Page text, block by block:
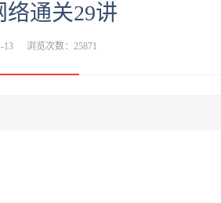
络通关29讲
13 浏览次数：25871